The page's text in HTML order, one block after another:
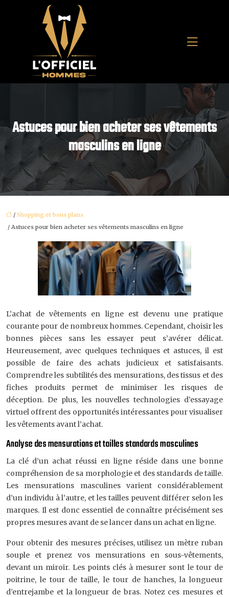
Astuces pour bien acheter ses vêtements
masculins en ligne
/ Shopping et bons plans
/ Astuces pour bien acheter ses vêtements masculins en ligne
L’achat de vêtements en ligne est devenu une pratique
courante pour de nombreux hommes. Cependant, choisir les
bonnes pièces sans les essayer peut s’avérer délicat.
Heureusement, avec quelques techniques et astuces, il est
possible de faire des achats judicieux et satisfaisants.
Comprendre les subtilités des mensurations, des tissus et des
fiches produits permet de minimiser les risques de
déception. De plus, les nouvelles technologies d’essayage
virtuel offrent des opportunités intéressantes pour visualiser
les vêtements avant l’achat.
Analyse des mensurations et tailles standards masculines
La clé d’un achat réussi en ligne réside dans une bonne
compréhension de sa morphologie et des standards de taille.
Les mensurations masculines varient considérablement
d’un individu à l’autre, et les tailles peuvent différer selon les
marques. Il est donc essentiel de connaître précisément ses
propres mesures avant de se lancer dans un achat en ligne.
Pour obtenir des mesures précises, utilisez un mètre ruban
souple et prenez vos mensurations en sous-vêtements,
devant un miroir. Les points clés à mesurer sont le tour de
poitrine, le tour de taille, le tour de hanches, la longueur
d’entrejambe et la longueur de bras. Notez ces mesures et